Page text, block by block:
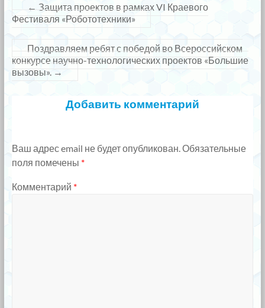
← Защита проектов в рамках VI Краевого
Фестиваля «Робототехники»
Поздравляем ребят с победой во Всероссийском
конкурсе научно-технологических проектов «Большие
вызовы». →
Добавить комментарий
Ваш адрес email не будет опубликован. Обязательные
поля помечены *
Комментарий *